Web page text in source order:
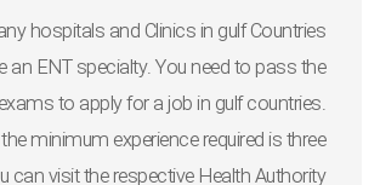
hospitals and Clinics in gulf Countries
an ENT specialty. You need to pass the
to apply for a job in gulf countries.
the minimum experience required is three
can visit the respective Health Authority